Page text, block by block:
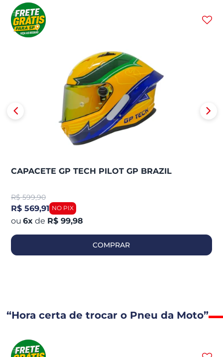
CAPACETE GP TECH PILOT GP BRAZIL
R$ 599,90
R$ 569,91
6x de R$ 99,98
COMPRAR
“Hora certa de trocar o Pneu da Moto”